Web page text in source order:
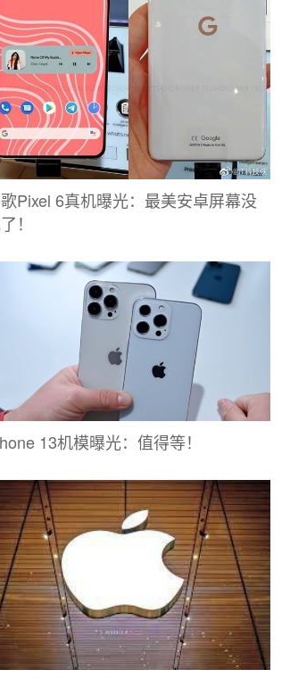
Pixel 6真机曝光：最美安卓屏幕没
！
13机模曝光：值得等！